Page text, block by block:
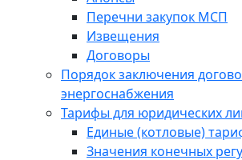
Перечни закупок МСП
Извещения
Договоры
Порядок заключения
энергоснабжения
Тарифы для юридических
Единые (котловые)
Значения конечных